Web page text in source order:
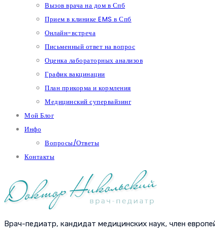
Вызов врача на дом в Спб
Прием в клинике EMS в Спб
Онлайн-встреча
Письменный ответ на вопрос
Оценка лабораторных анализов
График вакцинации
План прикорма и кормления
Медицинский супервайзинг
Мой Блог
Инфо
Вопросы/Ответы
Контакты
Врач-педиатр, кандидат медицинских наук, член